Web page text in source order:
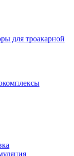
для троакарной